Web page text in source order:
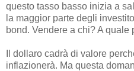
questo tasso basso inizia a
la maggior parte degli
bond. Vendere a chi? A quale
Il dollaro cadrà di valore
inflazionerà. Ma questa